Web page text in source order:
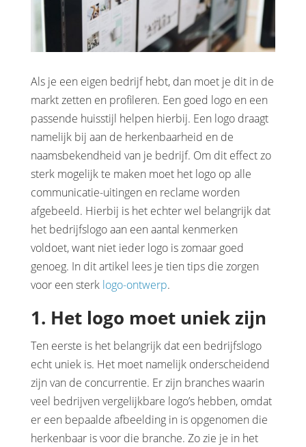
Als je een eigen bedrijf hebt, dan moet je dit in de
markt zetten en profileren. Een goed logo en een
passende huisstijl helpen hierbij. Een logo draagt
namelijk bij aan de herkenbaarheid en de
naamsbekendheid van je bedrijf. Om dit effect zo
sterk mogelijk te maken moet het logo op alle
communicatie-uitingen en reclame worden
afgebeeld. Hierbij is het echter wel belangrijk dat
het bedrijfslogo aan een aantal kenmerken
voldoet, want niet ieder logo is zomaar goed
genoeg. In dit artikel lees je tien tips die zorgen
voor een sterk logo-ontwerp.
1. Het logo moet uniek zijn
Ten eerste is het belangrijk dat een bedrijfslogo
echt uniek is. Het moet namelijk onderscheidend
zijn van de concurrentie. Er zijn branches waarin
veel bedrijven vergelijkbare logo’s hebben, omdat
er een bepaalde afbeelding in is opgenomen die
herkenbaar is voor die branche. Zo zie je in het